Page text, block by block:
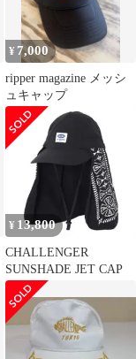
¥ 7,000
ripper magazine メッシ
ュキャップ
¥ 13,800
CHALLENGER
SUNSHADE JET CAP